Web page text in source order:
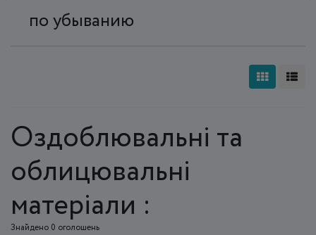
по убыванию
Оздоблювальні та
облицювальні
матеріали :
Знайдено 0 оголошень